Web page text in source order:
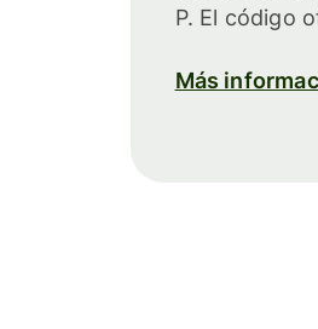
P. El código
Más